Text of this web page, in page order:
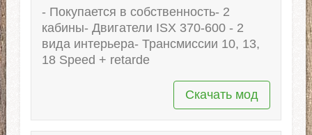
- Покупается в собственность- 2
кабины- Двигатели ISX 370-600 - 2
вида интерьера- Трансмиссии 10, 13,
18 Speed + retarde
Скачать мод